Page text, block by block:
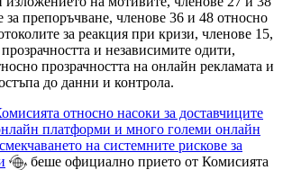
за препоръчване, членове 36 и 48 относно
за реакция при кризи, членове 15,
и независимите одити,
прозрачността на онлайн рекламата и
до данни и контрола.
относно насоки за доставчиците
платформи и много големи онлайн
на системните рискове за
беше официално прието от Комисията